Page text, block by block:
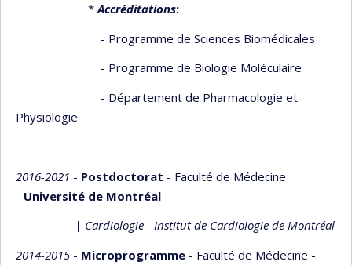
*Accréditations:
- Programme de Sciences Biomédicales
- Programme de Biologie Moléculaire
- Département de Pharmacologie et
Physiologie
2016-2021 - Postdoctorat - Faculté de Médecine
- Université de Montréal
| Cardiologie - Institut de Cardiologie de Montréal
2014-2015 - Microprogramme - Faculté de Médecine -